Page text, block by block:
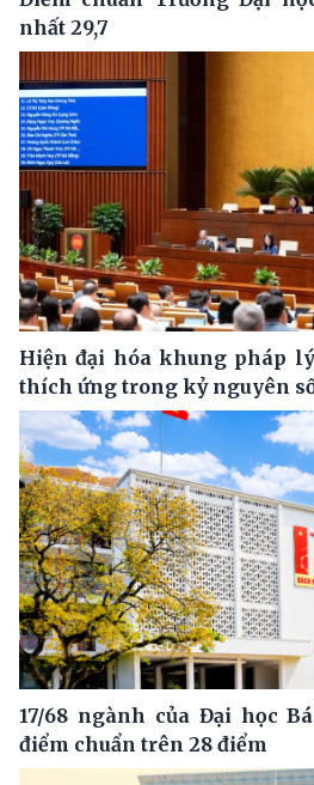
nhất 29,7
Hiện đại hóa khung pháp
thích ứng trong kỷ nguyên
17/68 ngành của Đại học
điểm chuẩn trên 28 điểm